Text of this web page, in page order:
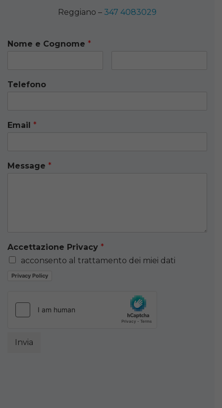
Reggiano – 347 4083029
Nome e Cognome *
Telefono
Email *
Message *
Accettazione Privacy *
acconsento al trattamento dei miei dati
Privacy Policy
Invia